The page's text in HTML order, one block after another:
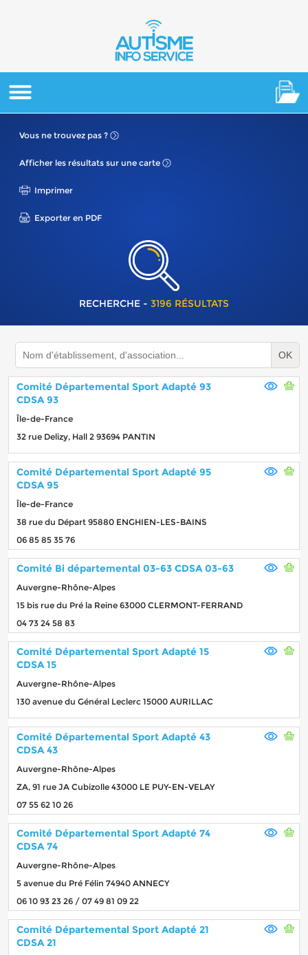
Vous ne trouvez pas ?
Afficher les résultats sur une carte
Imprimer
Exporter en PDF
RECHERCHE - 3196 RÉSULTATS
OK
Comité Départemental Sport Adapté 93
CDSA 93
Île-de-France
32 rue Delizy, Hall 2 93694 PANTIN
Comité Départemental Sport Adapté 95
CDSA 95
Île-de-France
38 rue du Départ 95880 ENGHIEN-LES-BAINS
06 85 85 35 76
Comité Bi départemental 03-63 CDSA 03-63
Auvergne-Rhône-Alpes
15 bis rue du Pré la Reine 63000 CLERMONT-FERRAND
04 73 24 58 83
Comité Départemental Sport Adapté 15
CDSA 15
Auvergne-Rhône-Alpes
130 avenue du Général Leclerc 15000 AURILLAC
Comité Départemental Sport Adapté 43
CDSA 43
Auvergne-Rhône-Alpes
ZA, 91 rue JA Cubizolle 43000 LE PUY-EN-VELAY
07 55 62 10 26
Comité Départemental Sport Adapté 74
CDSA 74
Auvergne-Rhône-Alpes
5 avenue du Pré Félin 74940 ANNECY
06 10 93 23 26 / 07 49 81 09 22
Comité Départemental Sport Adapté 21
CDSA 21